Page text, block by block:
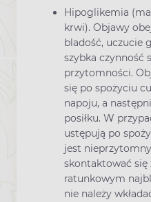
Hipoglikemia
krwi). Objawy
bladość, uczucie
szybka czynność
przytomności.
się po spożyciu
napoju, a
posiłku. W
ustępują po
jest
skontaktować się
ratunkowym
nie należy